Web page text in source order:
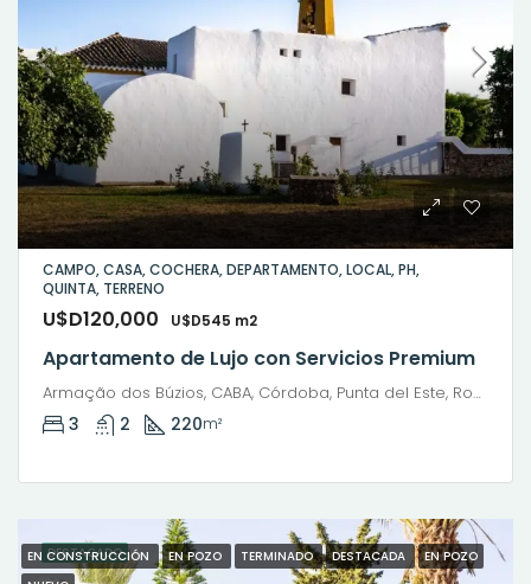
CAMPO, CASA, COCHERA, DEPARTAMENTO, LOCAL, PH,
QUINTA, TERRENO
U$D120,000 U$D545 m2
Apartamento de Lujo con Servicios Premium
Armação dos Búzios, CABA, Córdoba, Punta del Este, Rosario, Santiago de Chile, Valparaíso, Villa Dolores, Viña del Mar
3 2 220m²
DESTACADO
EN CONSTRUCCIÓN EN POZO TERMINADO DESTACADA
EN POZO